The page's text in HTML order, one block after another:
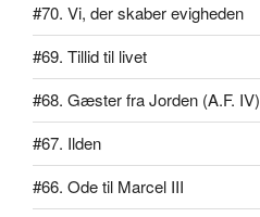
#70. Vi, der skaber evigheden
#69. Tillid til livet
#68. Gæster fra Jorden (A.F. IV)
#67. Ilden
#66. Ode til Marcel III